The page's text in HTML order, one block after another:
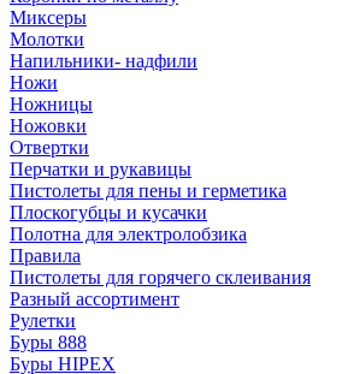
Миксеры
Молотки
Напильники- надфили
Ножи
Ножницы
Ножовки
Отвертки
Перчатки и рукавицы
Пистолеты для пены и герметика
Плоскогубцы и кусачки
Полотна для электролобзика
Правила
Пистолеты для горячего склеивания
Разный ассортимент
Рулетки
Буры 888
Буры HIPEX